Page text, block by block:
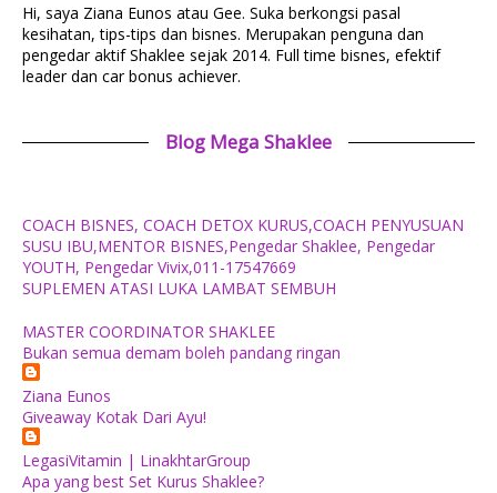
Hi, saya Ziana Eunos atau Gee. Suka berkongsi pasal
kesihatan, tips-tips dan bisnes. Merupakan penguna dan
pengedar aktif Shaklee sejak 2014. Full time bisnes, efektif
leader dan car bonus achiever.
Blog Mega Shaklee
COACH BISNES, COACH DETOX KURUS,COACH PENYUSUAN
SUSU IBU,MENTOR BISNES,Pengedar Shaklee, Pengedar
YOUTH, Pengedar Vivix,011-17547669
SUPLEMEN ATASI LUKA LAMBAT SEMBUH
MASTER COORDINATOR SHAKLEE
Bukan semua demam boleh pandang ringan
Ziana Eunos
Giveaway Kotak Dari Ayu!
LegasiVitamin | LinakhtarGroup
Apa yang best Set Kurus Shaklee?